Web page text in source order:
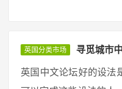
英国分类市场 寻觅城市
英国中文论坛好的设法